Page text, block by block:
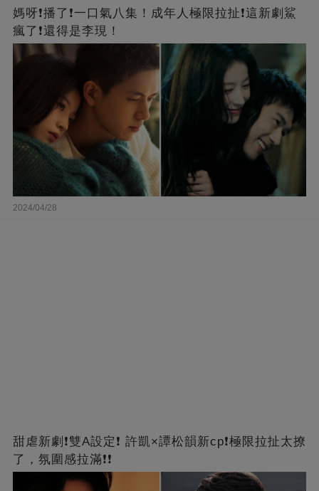
媽呀❗️播了❗一口氣八集！成年人極限拉扯❗這新劇鯊
瘋了❗還得是李現！
2024/04/28
甜虐新劇❗雙A設定❗ 許凱×譚松韻新cp❗️極限拉扯太撩
了，氛圍感拉滿❗❗